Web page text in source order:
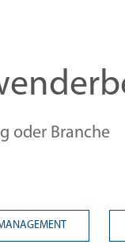
oder Branche